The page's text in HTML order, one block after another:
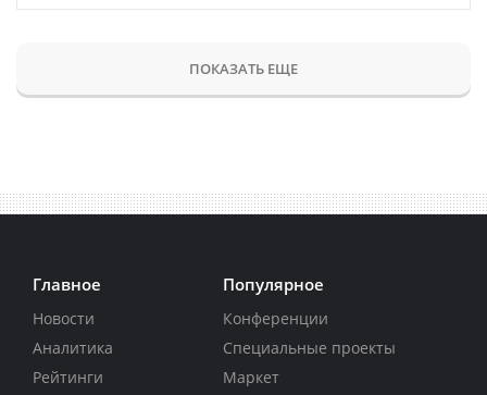
ПОКАЗАТЬ ЕЩЕ
Главное
Новости
Аналитика
Рейтинги
Популярное
Конференции
Специальные проекты
Маркет